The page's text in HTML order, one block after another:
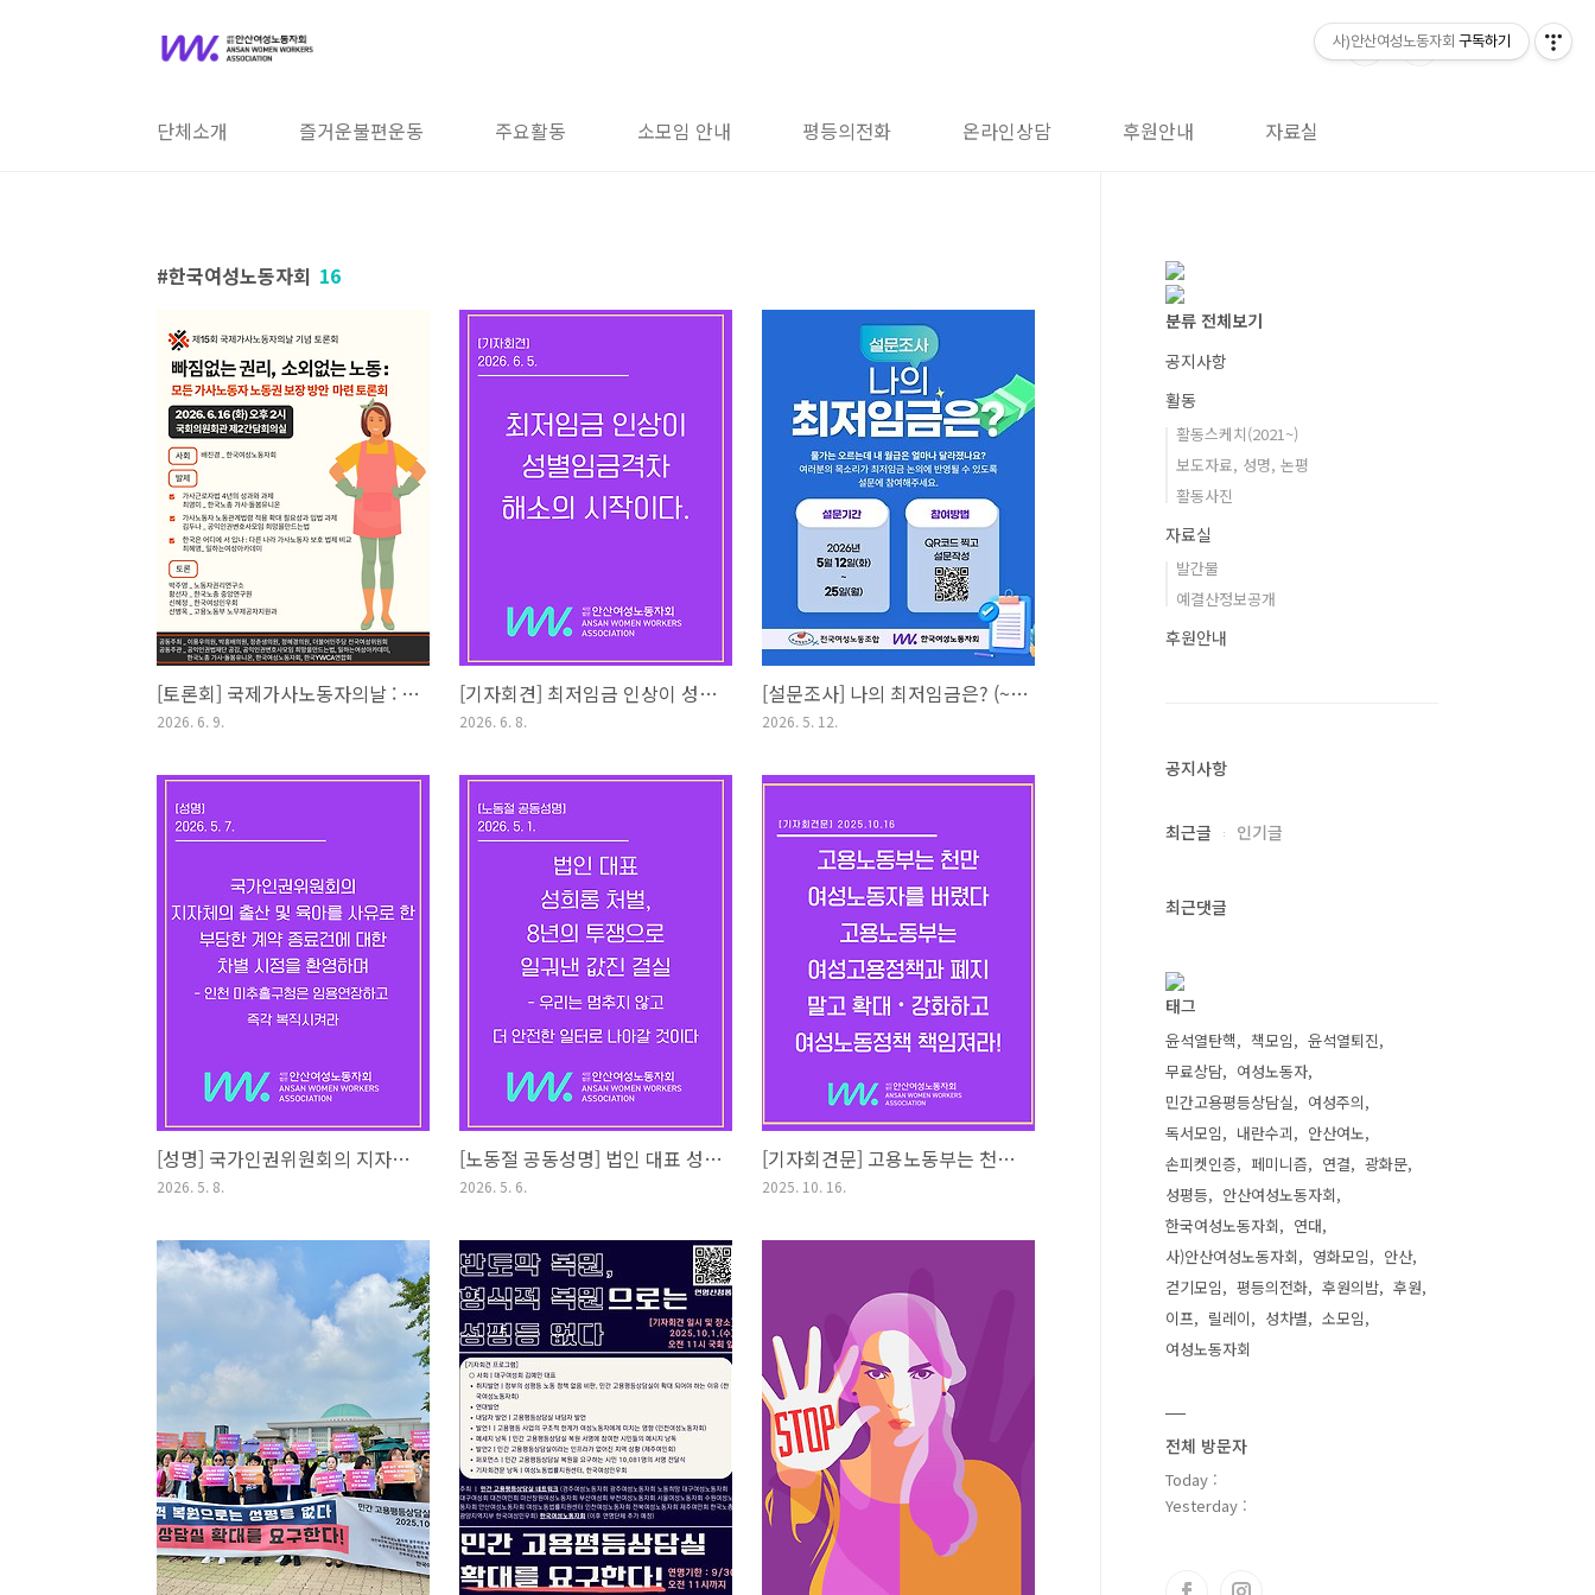
단체소개 즐거운불편운동 주요활동 소모임 안내 평등의전화 온라인상담 후원안내 자료실
한국여성노동자회 16
[토론회] 국제가사노동자의날 : 모든 가사노동자 노동권 보장 방안 마련 토론회
2026. 6. 9.
[기자회견] 최저임금 인상이 성별임금격차 해소의 시작이다.
2026. 6. 8.
[설문조사] 나의 최저임금은? (~5/25)
2026. 5. 12.
[성명] 국가인권위원회의 지자체의 출산 및 육아를 사유로 한 부당한 계약 종료건에 대한 차별 시정을 환영하며 - 인천 미추홀구청은 임용연장하고 즉각 복직시켜라
2026. 5. 8.
[노동절 공동성명] 법인 대표 성희롱 처벌, 8년의 투쟁으로 일궈낸 값진 결실 - 우리는 멈추지 않고 더 안전한 일터로 나아갈 것이다
2026. 5. 6.
[기자회견문] 고용노동부는 천만 여성노동자를 버렸다,고용노동부는 여성고용정책과 폐지 말고 확대·강화하고 여성노동정책 책임져라!
2025. 10. 16.
분류 전체보기
공지사항
활동
활동스케치(2021~)
보도자료, 성명, 논평
활동사진
자료실
발간물
예결산정보공개
후원안내
공지사항
최근글 인기글
최근댓글
태그
윤석열탄핵 책모임
윤석열퇴진
무료상담
여성노동자
민간고용평등상담실
여성주의
독서모임
내란수괴
안산여노
손피켓인증
페미니즘 연결
광화문
성평등
안산여성노동자회
한국여성노동자회
연대
사)안산여성노동자회
영화모임
안산
걷기모임
평등의전화 후원의밤
후원
이프
릴레이 성차별
소모임
여성노동자회
전체 방문자
Today :
Yesterday :
사)안산여성노동자회 구독하기